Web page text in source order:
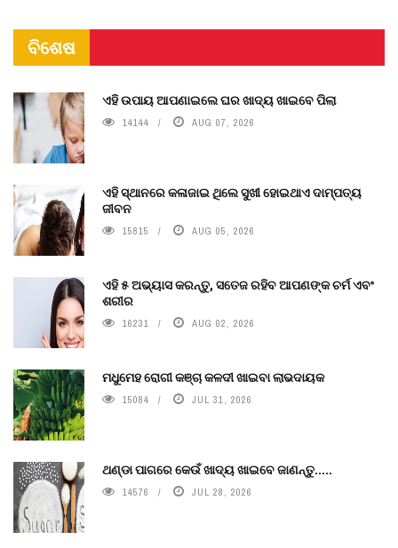
ବିଶେଷ
ଏହି ଉପାୟ ଆପଣାଇଲେ ଘର ଖାଦ୍ୟ ଖାଇବେ ପିଲା
14144 AUG 07, 2026
ଏହି ସ୍ଥାନରେ କଳାଜାଇ ଥିଲେ ସୁଖୀ ହୋଇଥାଏ ଦାମ୍ପତ୍ୟ
ଜୀବନ
15815 AUG 05, 2026
ଏହି ୫ ଅଭ୍ୟାସ କରନ୍ତୁ, ସତେଜ ରହିବ ଆପଣଙ୍କ ଚର୍ମ ଏବଂ
ଶରୀର
16231 AUG 02, 2026
ମଧୁମେହ ରୋଗୀ କଞ୍ଚା କଳଦୀ ଖାଇବା ଲାଭଦାୟକ
15084 JUL 31, 2026
ଥଣ୍ଡା ପାଗରେ କେଉଁ ଖାଦ୍ୟ ଖାଇବେ ଜାଣନ୍ତୁ.....
14576 JUL 28, 2026